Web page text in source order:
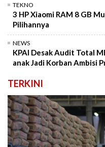
TEKNO
3 HP Xiaomi RAM 8 GB
Pilihannya
NEWS
KPAI Desak Audit Total
anak Jadi Korban Ambisi
TERKINI